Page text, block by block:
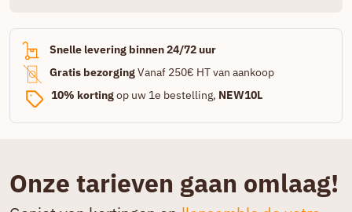
Snelle levering binnen 24/72 uur
Gratis bezorgingVanaf 250€ HT van aankoop
10% kortingop uw 1e bestelling, NEW10L
Onze tarieven gaan omlaag!